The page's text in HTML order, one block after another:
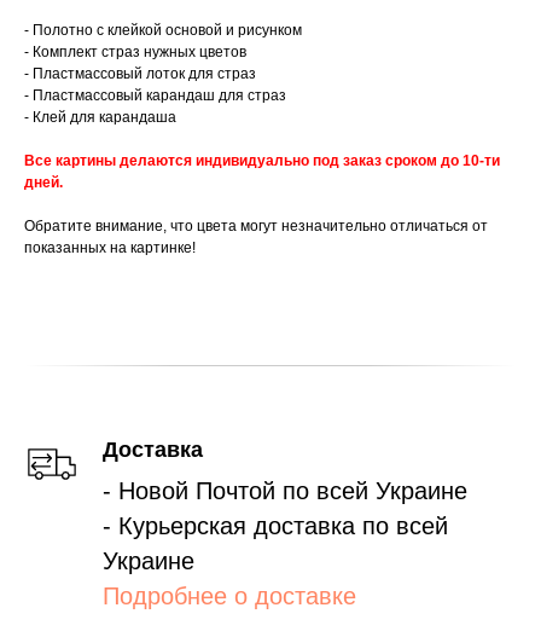
- Полотно с клейкой основой и рисунком
- Комплект страз нужных цветов
- Пластмассовый лоток для страз
- Пластмассовый карандаш для страз
- Клей для карандаша
Все картины делаются индивидуально под заказ сроком до 10-ти
дней.
Обратите внимание, что цвета могут незначительно отличаться от
показанных на картинке!
Доставка
- Новой Почтой по всей Украине
- Курьерская доставка по всей
Украине
Подробнее о доставке